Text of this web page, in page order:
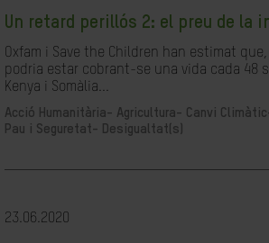
Un retard perillós 2: el preu de la
Oxfam i Save the Children han estimat
podria estar cobrant-se una vida cada 48
Kenya i Somàlia...
Acció Humanitària- Agricultura- Canvi
Pau i Seguretat-
Desigualtat(s)
23.06.2020